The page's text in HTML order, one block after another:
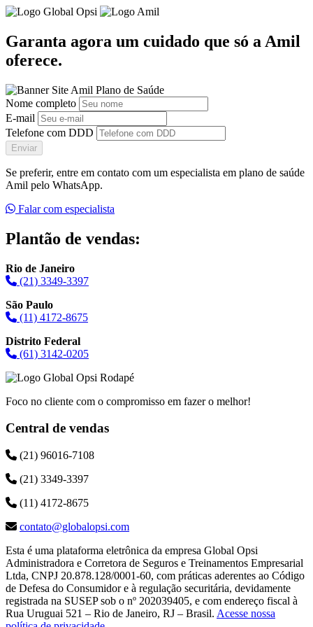
Garanta agora um cuidado que só a Amil
oferece.
Nome completo
E-mail
Telefone com DDD
Enviar
Se preferir, entre em contato com um especialista em plano de saúde
Amil pelo WhatsApp.
Falar com especialista
Plantão de vendas:
Rio de Janeiro
(21) 3349-3397
São Paulo
(11) 4172-8675
Distrito Federal
(61) 3142-0205
Foco no cliente com o compromisso em fazer o melhor!
Central de vendas
(21) 96016-7108
(21) 3349-3397
(11) 4172-8675
contato@globalopsi.com
Esta é uma plataforma eletrônica da empresa Global Opsi
Administradora e Corretora de Seguros e Treinamentos Empresarial
Ltda, CNPJ 20.878.128/0001-60, com práticas aderentes ao Código
de Defesa do Consumidor e à regulação securitária, devidamente
registrada na SUSEP sob o nº 202039405, e com endereço fiscal à
Rua Uruguai 521 – Rio de Janeiro, RJ – Brasil. Acesse nossa